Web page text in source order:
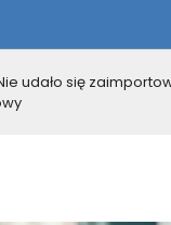
udało się